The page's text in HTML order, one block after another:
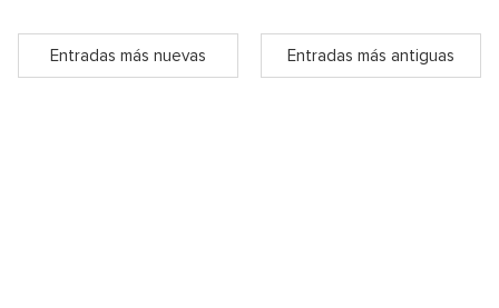
Entradas más nuevas Entradas más antiguas